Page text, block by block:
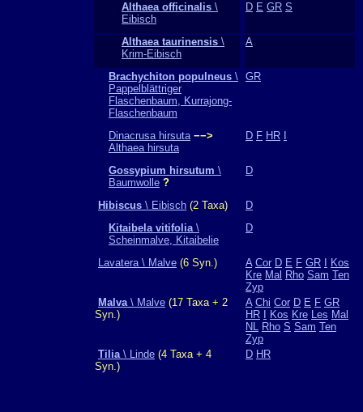
Althaea officinalis \
Eibisch
D E GR S
Althaea taurinensis \
Krim-Eibisch
A
Brachychiton populneus \
Pappelblättriger
Flaschenbaum, Kurrajong-
Flaschenbaum
GR
Dinacrusa hirsuta −−>
Althaea hirsuta
D F HR
Gossypium hirsutum \
Baumwolle ?
D
Hibiscus \ Eibisch (2 Taxa)
D
Kitaibela vitifolia\
Scheinmalve, Kitaibelie
D
Lavatera \ Malve (6 Syn.) A Cor D E F GR
Kos
Kre Mal Rho Sam Ten
Zyp
Malva\ Malve (17 Taxa + 2
Syn.)
A Chi Cor D E F GR
HR
Kos Kre Les Mal
NL Rho S Sam Ten
Zyp
Tilia\ Linde (4 Taxa + 4
Syn.)
D HR